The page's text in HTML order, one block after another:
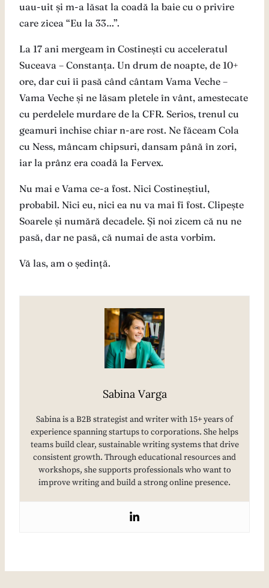
uau-uit și m-a lăsat la coadă la baie cu o privire
care zicea “Eu la 33…”.
La 17 ani mergeam în Costinești cu acceleratul
Suceava – Constanța. Un drum de noapte, de 10+
ore, dar cui îi pasă când cântam Vama Veche –
Vama Veche și ne lăsam pletele în vânt, amestecate
cu perdelele murdare de la CFR. Serios, trenul cu
geamuri închise chiar n-are rost. Ne făceam Cola
cu Ness, mâncam chipsuri, dansam până în zori,
iar la prânz era coadă la Fervex.
Nu mai e Vama ce-a fost. Nici Costineștiul,
probabil. Nici eu, nici ea nu va mai fi fost. Clipește
Soarele și numără decadele. Și noi zicem că nu ne
pasă, dar ne pasă, că numai de asta vorbim.
Vă las, am o ședință.
Sabina Varga
Sabina is a B2B strategist and writer with 15+ years of
experience spanning startups to corporations. She helps
teams build clear, sustainable writing systems that drive
consistent growth. Through educational resources and
workshops, she supports professionals who want to
improve writing and build a strong online presence.